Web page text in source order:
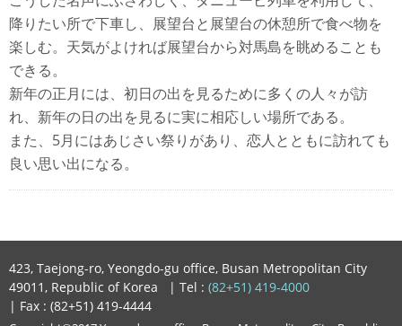
降りたい所で下車し、展望台と展望台の休憩所で食べ物を
楽しむ。天気がよければ展望台から対馬島を眺めることも
できる。
新年の正月には、初日の出を見るために多くの人々が訪
れ、新年の日の出を見るに実に相応しい場所である。
また、5月にはあじさい祭りがあり、恋人とともに訪れても
良い思い出になる。
423, Taejong-ro, Yeongdo-gu office, Busan Metropolitan City
49011, Republic of Korea
| Tel : (82+51) 419-4000
| Fax : (82+51) 419-4444